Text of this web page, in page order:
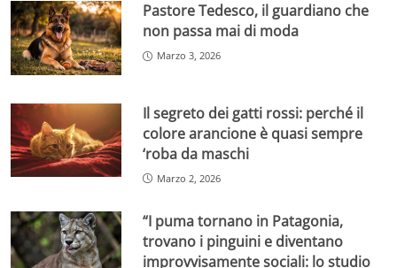
Pastore Tedesco, il guardiano che
non passa mai di moda
Marzo 3, 2026
Il segreto dei gatti rossi: perché il
colore arancione è quasi sempre
‘roba da maschi
Marzo 2, 2026
“I puma tornano in Patagonia,
trovano i pinguini e diventano
improvvisamente sociali: lo studio